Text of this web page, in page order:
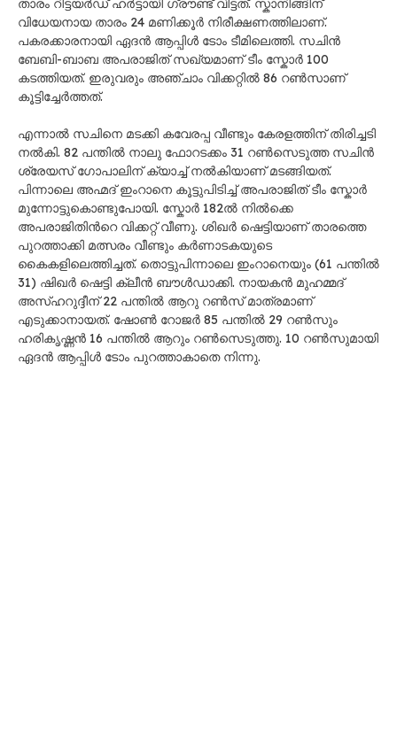
താരം റിട്ടയർഡ് ഹർട്ടായി ഗ്രൗണ്ട് വിട്ടത്. സ്കാനിങ്ങിന്
വിധേയനായ താരം 24 മണിക്കൂർ നിരീക്ഷണത്തിലാണ്.
പകരക്കാരനായി ഏദൻ ആപ്പിൾ ടോം ടീമിലെത്തി. സചിന്‍
ബേബി-ബാബ അപരാജിത് സഖ്യമാണ് ടീം സ്കോർ 100
കടത്തിയത്. ഇരുവരും അഞ്ചാം വിക്കറ്റിൽ 86 റൺസാണ്
കൂട്ടിച്ചേർത്തത്.
എന്നാല്‍ സചിനെ മടക്കി കവേരപ്പ വീണ്ടും കേരളത്തിന് തിരിച്ചടി
നൽകി. 82 പന്തിൽ നാലു ഫോറടക്കം 31 റൺസെടുത്ത സചിൻ
ശ്രേയസ് ഗോപാലിന് ക്യാച്ച് നൽകിയാണ് മടങ്ങിയത്.
പിന്നാലെ അഹ്മദ് ഇംറാനെ കൂട്ടുപിടിച്ച് അപരാജിത് ടീം സ്കോർ
മുന്നോട്ടുകൊണ്ടുപോയി. സ്കോർ 182ൽ നിൽക്കെ
അപരാജിതിന്‍റെ വിക്കറ്റ് വീണു. ശിഖർ ഷെട്ടിയാണ് താരത്തെ
പുറത്താക്കി മത്സരം വീണ്ടും കർണാടകയുടെ
കൈകളിലെത്തിച്ചത്. തൊട്ടുപിന്നാലെ ഇംറാനെയും (61 പന്തിൽ
31) ഷിഖർ ഷെട്ടി ക്ലീൻ ബൗൾഡാക്കി. നായകൻ മുഹമ്മദ്
അസ്ഹറുദ്ദീന് 22 പന്തിൽ ആറു റൺസ് മാത്രമാണ്
എടുക്കാനായത്. ഷോൺ റോജർ 85 പന്തിൽ 29 റൺസും
ഹരികൃഷ്ണൻ 16 പന്തിൽ ആറും റൺസെടുത്തു. 10 റൺസുമായി
ഏദൻ ആപ്പിൾ ടോം പുറത്താകാതെ നിന്നു.